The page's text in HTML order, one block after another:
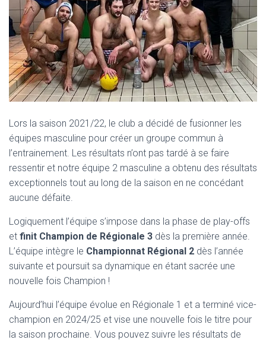
T
N
Lors la saison 2021/22, le club a décidé de fusionner les
équipes masculine pour créer un groupe commun à
l’entrainement. Les résultats n’ont pas tardé à se faire
ressentir et notre équipe 2 masculine a obtenu des résultats
exceptionnels tout au long de la saison en ne concédant
aucune défaite.
Logiquement l’équipe s’impose dans la phase de play-offs
et finit Champion de Régionale 3 dès la première année.
L’équipe intègre le Championnat Régional 2 dès l’année
suivante et poursuit sa dynamique en étant sacrée une
nouvelle fois Champion !
Aujourd’hui l’équipe évolue en Régionale 1 et a terminé vice-
champion en 2024/25 et vise une nouvelle fois le titre pour
la saison prochaine. Vous pouvez suivre les résultats de